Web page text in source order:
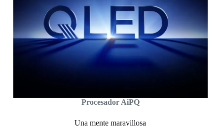
Procesador AiPQ
Una mente maravillosa